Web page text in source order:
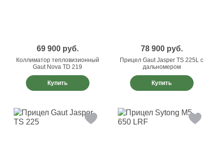
69 900 руб.
Коллиматор тепловизионный
Gaut Nova TD 219
Купить
78 900 руб.
Прицел Gaut Jasper TS 225L с
дальномером
Купить